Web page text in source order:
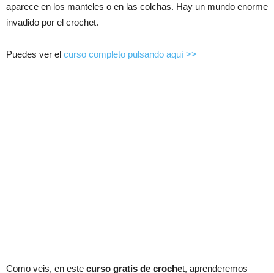
aparece en los manteles o en las colchas. Hay un mundo enorme
invadido por el crochet.
Puedes ver el curso completo pulsando aquí >>
Como veis, en este curso gratis de crochet, aprenderemos